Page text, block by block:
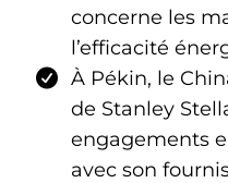
concerne les
l’efficacité
À Pékin, le
de Stanley
engagements
avec son